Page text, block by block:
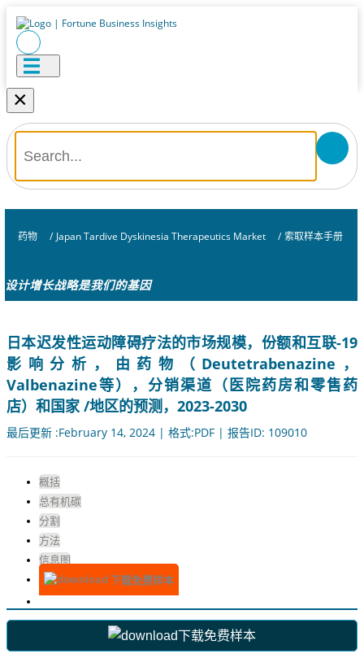
×
药物 / Japan Tardive Dyskinesia Therapeutics Market / 索取样本手册
设计增长战略是我们的基因
日本迟发性运动障碍疗法的市场规模，份额和互联-19
影响分析，由药物（Deutetrabenazine，
Valbenazine等），分销渠道（医院药房和零售药
店）和国家 /地区的预测，2023-2030
最后更新 :February 14, 2024 | 格式:PDF | 报告ID: 109010
概括
总有机碳
分割
方法
信息图
下载免费样本
下载免费样本